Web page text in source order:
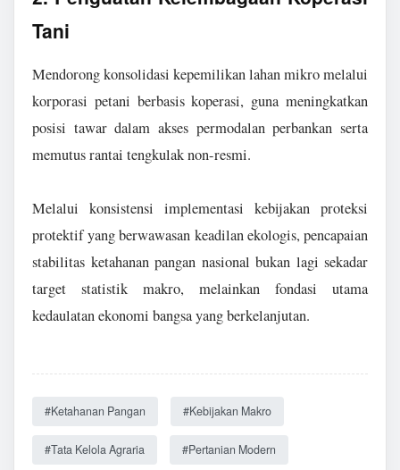
Tani
Mendorong konsolidasi kepemilikan lahan mikro melalui
korporasi petani berbasis koperasi, guna meningkatkan
posisi tawar dalam akses permodalan perbankan serta
memutus rantai tengkulak non-resmi.
Melalui konsistensi implementasi kebijakan proteksi
protektif yang berwawasan keadilan ekologis, pencapaian
stabilitas ketahanan pangan nasional bukan lagi sekadar
target statistik makro, melainkan fondasi utama
kedaulatan ekonomi bangsa yang berkelanjutan.
#Ketahanan Pangan #Kebijakan Makro
#Tata Kelola Agraria #Pertanian Modern